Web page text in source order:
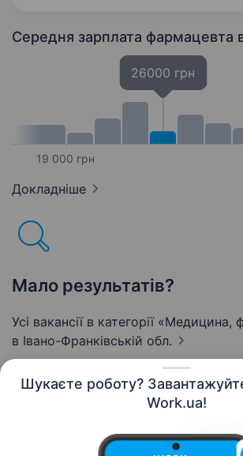
Шукаєте роботу?
Work.ua!
Середня зарплата фармацевта
19 000 грн
26000 грн
Докладніше
Мало результатів?
Усі вакансії в категорії
в Івано-Франківській обл.